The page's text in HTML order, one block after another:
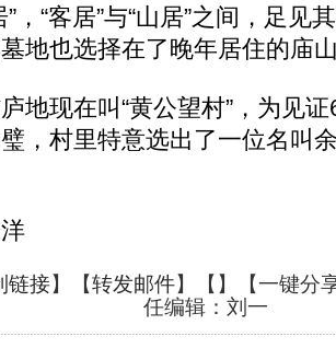
”，“客居”与“山居”之间，足见
地也选择在了晚年居住的庙
现在叫“黄公望村”，为见证
，村里特意选出了一位名叫
链接】【转发邮件】【 】
【一键分
任编辑：刘一